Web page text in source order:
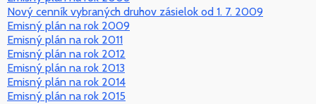
Nový cenník vybraných druhov zásielok od 1. 7. 2009
Emisný plán na rok 2009
Emisný plán na rok 2011
Emisný plán na rok 2012
Emisný plán na rok 2013
Emisný plán na rok 2014
Emisný plán na rok 2015